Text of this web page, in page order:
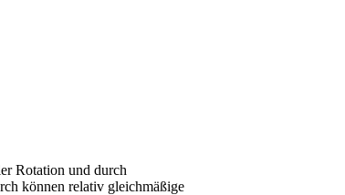
Rotation und durch
können relativ gleichmäßige